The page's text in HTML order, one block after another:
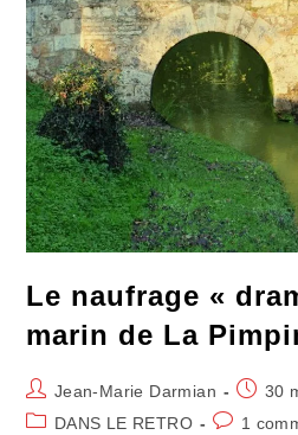
Le naufrage «
marin de La
Auteur/autrice
de
Jean-Marie Darmian
publiée :
30
PostDANS LE RETRO 1